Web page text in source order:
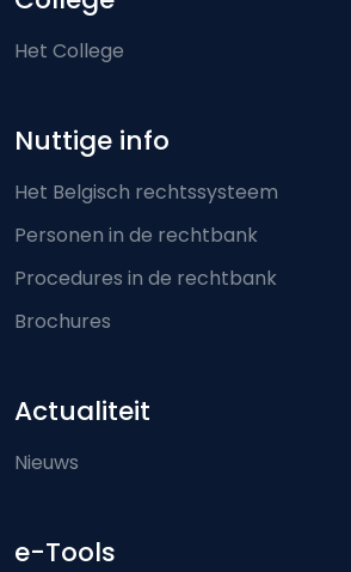
Het College
Nuttige info
Het Belgisch rechtssysteem
Personen in de rechtbank
Procedures in de rechtbank
Brochures
Actualiteit
Nieuws
e-Tools